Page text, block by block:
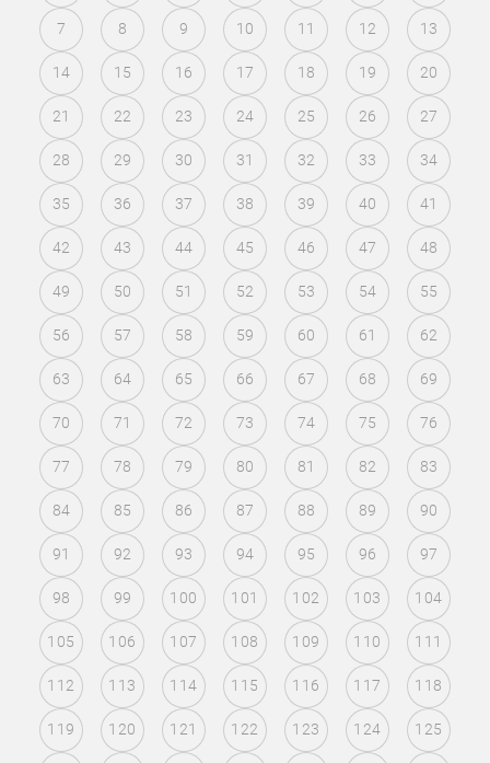
7 8 9 10 11 12 13
14 15 16 17 18 19 20
21 22 23 24 25 26 27
28 29 30 31 32 33 34
35 36 37 38 39 40 41
42 43 44 45 46 47 48
49 50 51 52 53 54 55
56 57 58 59 60 61 62
63 64 65 66 67 68 69
70 71 72 73 74 75 76
77 78 79 80 81 82 83
84 85 86 87 88 89 90
91 92 93 94 95 96 97
98 99 100 101 102 103 104
105 106 107 108 109 110 111
112 113 114 115 116 117 118
119 120 121 122 123 124 125